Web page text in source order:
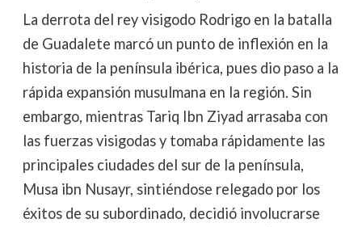
La derrota del rey visigodo Rodrigo en la batalla
de Guadalete marcó un punto de inflexión en la
historia de la península ibérica, pues dio paso a la
rápida expansión musulmana en la región. Sin
embargo, mientras Tariq Ibn Ziyad arrasaba con
las fuerzas visigodas y tomaba rápidamente las
principales ciudades del sur de la península,
Musa ibn Nusayr, sintiéndose relegado por los
éxitos de su subordinado, decidió involucrarse